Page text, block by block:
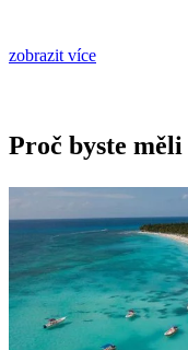
zobrazit více
Proč byste